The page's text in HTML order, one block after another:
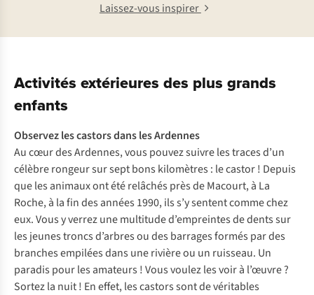
Laissez-vous inspirer
Activités extérieures des plus grands
enfants
Observez les castorsdans les Ardennes
Au cœur des Ardennes, vous pouvez suivre les traces d’un
célèbre rongeur sur sept bons kilomètres : le castor ! Depuis
que les animaux ont été relâchés près de Macourt, à La
Roche, à la fin des années 1990, ils s’y sentent comme chez
eux. Vous y verrez une multitude d’empreintes de dents sur
les jeunes troncs d’arbres ou des barrages formés par des
branches empilées dans une rivière ou un ruisseau. Un
paradis pour les amateurs ! Vous voulez les voir à l’œuvre ?
Sortez la nuit ! En effet, les castors sont de véritables